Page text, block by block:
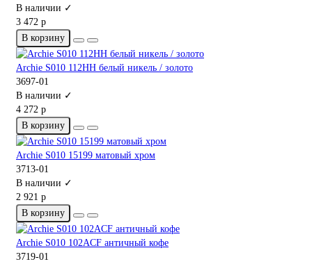
В наличии ✓
3 472 р
В корзину
Archie S010 112HH белый никель / золото
3697-01
В наличии ✓
4 272 р
В корзину
Archie S010 15199 матовый хром
3713-01
В наличии ✓
2 921 р
В корзину
Archie S010 102ACF античный кофе
3719-01